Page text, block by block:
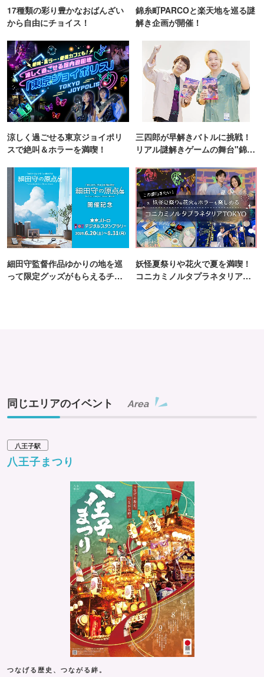
17種類の彩り豊かなおばんざい
から自由にチョイス！
錦糸町PARCOと楽天地を巡る謎
解き企画が開催！
涼しく過ごせる東京ジョイポリ
スで絶叫＆ホラーを満喫！
三四郎が早解きバトルに挑戦！
リアル謎解きゲームの舞台"錦糸
細田守監督作品ゆかりの地を巡
って限定グッズがもらえるチャ
妖怪夏祭りや花火で夏を満喫！
コニカミノルタプラネタリア
同じエリアのイベント Area
八王子駅
八王子まつり
つなげる歴史、つながる絆。